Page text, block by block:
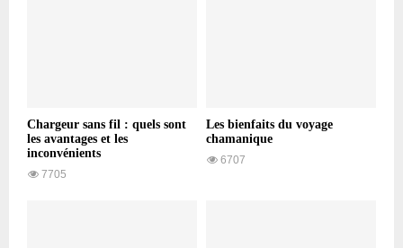
Chargeur sans fil : quels sont
les avantages et les
inconvénients
7705
Les bienfaits du voyage
chamanique
6707